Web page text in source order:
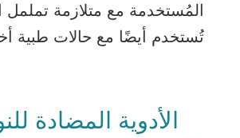
المُستخدمة مع متلازمة تململ
تُستخدم أيضًا مع حالات طبية
الأدوية المضادة